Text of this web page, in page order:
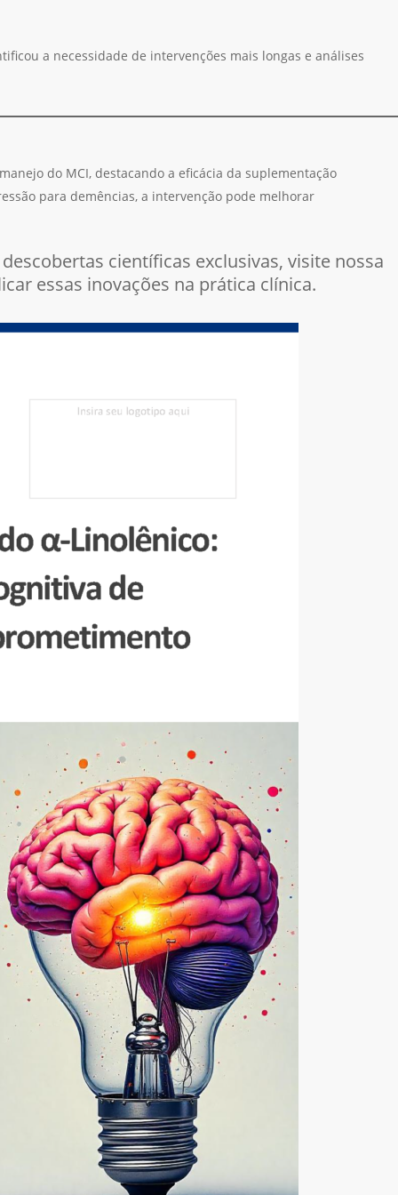
a necessidade de intervenções mais longas e análises
do MCI, destacando a eficácia da suplementação
para demências, a intervenção pode melhorar
científicas exclusivas, visite nossa
essas inovações na prática clínica.